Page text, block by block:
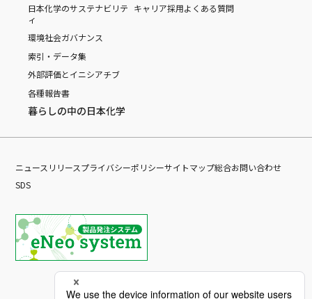
日本化学のサステナビリテ
ィ
環境社会ガバナンス
索引・データ集
外部評価とイニシアチブ
各種報告書
キャリア採用よくある質問
暮らしの中の日本化学
ニュースリリースプライバシーポリシーサイトマップ総合お問い合わせ
SDS